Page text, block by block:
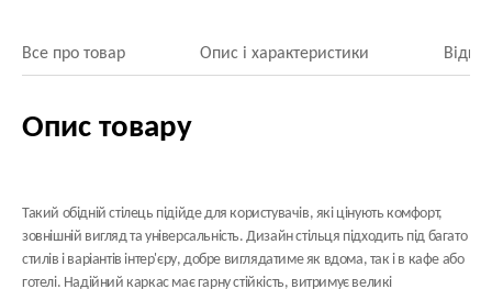
Все про товар Опис і характеристики
Опис товару
Такий обідній стілець підійде для користувачів, які цінують комфорт,
зовнішній вигляд та універсальність. Дизайн стільця підходить під багато
стилів і варіантів інтер'єру, добре виглядатиме як вдома, так і в кафе або
готелі. Надійний каркас має гарну стійкість, витримує великі